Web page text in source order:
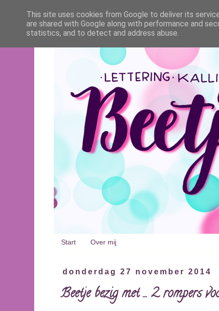
Start Over mij
donderdag 27 november 2014
Beetje bezig met ... 2 rompers
This site uses cookies from Google to deliver its
are shared with Google along with performance and
statistics, and to detect and address abuse.